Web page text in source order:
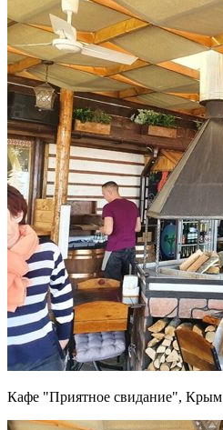
Кафе "Приятное свидание", Крым